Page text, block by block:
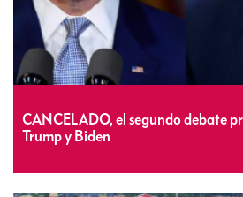
CANCELADO, el segundo debate
Trump y Biden